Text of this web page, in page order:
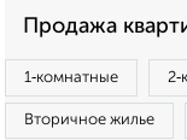
Продажа
1‑комнатные
Вторичное жилье